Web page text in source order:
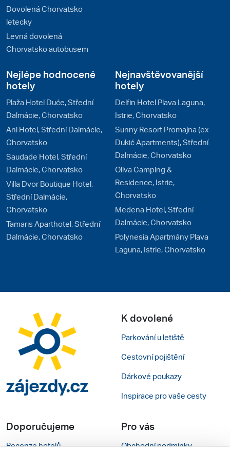
Dovolená Chorvatsko
letecky
Levná dovolená
Chorvatsko autobusem
Nejlépe hodnocené
hotely
Plaža Hotel Duće, Střední
Dalmácie, Chorvatsko
Ani Hotel, Střední Dalmácie,
Chorvatsko
Saudade Hotel, Střední
Dalmácie, Chorvatsko
Villa Dvor Boutique Hotel,
Střední Dalmácie,
Chorvatsko
Tamaris Aparthotel, Střední
Dalmácie, Chorvatsko
Nejnavštěvovanější
hotely
Delfin Hotel Plava Laguna,
Istrie, Chorvatsko
Sunny Resort Promajna (ex
Dukić Apartments), Střední
Dalmácie, Chorvatsko
Oliva Camping &
Residence, Istrie,
Chorvatsko
Medena Hotel, Střední
Dalmácie, Chorvatsko
Polynesia Apartmány Plava
Laguna, Istrie, Chorvatsko
K dovolené
Parkování u letiště
Cestovní pojištění
Dárkové poukazy
Inspirace pro vaše cesty
Doporučujeme
Recenze hotelů
Pro vás
Obchodní podmínky